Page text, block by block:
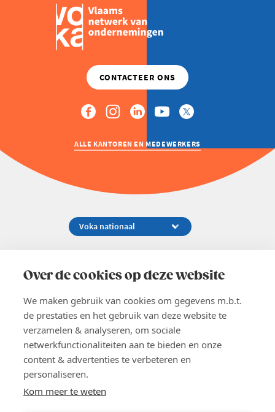
Over de cookies op deze website
We maken gebruik van cookies om gegevens m.b.t.
de prestaties en het gebruik van deze website te
verzamelen & analyseren, om sociale
netwerkfunctionaliteiten aan te bieden en onze
content & advertenties te verbeteren en
personaliseren.
Kom meer te weten
ALLE KANTOREN EN MEDEWERKERS
02 229 81 11
EN